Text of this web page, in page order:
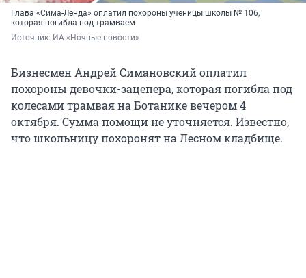
Глава «Сима-Ленда» оплатил похороны ученицы школы № 106,
которая погибла под трамваем
Источник: ИА «Ночные новости»
Бизнесмен Андрей Симановский оплатил
похороны девочки-зацепера, которая погибла под
колесами трамвая на Ботанике вечером 4
октября. Сумма помощи не уточняется. Известно,
что школьницу похоронят на Лесном кладбище.